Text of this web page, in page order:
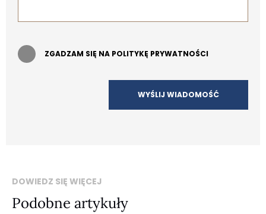
ZGADZAM SIĘ NA POLITYKĘ PRYWATNOŚCI
DOWIEDZ SIĘ WIĘCEJ
Podobne artykuły